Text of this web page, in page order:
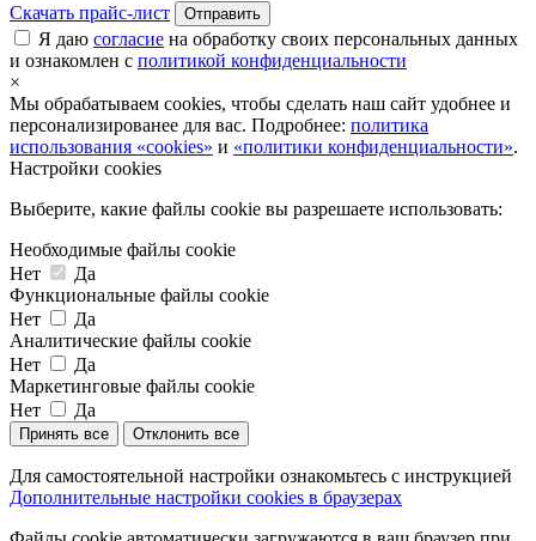
Скачать прайс-лист Отправить
Я даю согласие на обработку своих персональных данных
и ознакомлен с политикой конфиденциальности
×
Мы обрабатываем cookies, чтобы сделать наш сайт удобнее и
персонализированее для вас. Подробнее: политика
использования «cookies» и «политики конфиденциальности».
Настройки cookies
Выберите, какие файлы cookie вы разрешаете использовать:
Необходимые файлы cookie
Нет
Да
Функциональные файлы cookie
Нет
Да
Аналитические файлы cookie
Нет
Да
Маркетинговые файлы cookie
Нет
Да
Принять все Отклонить все
Для самостоятельной настройки ознакомьтесь с инструкцией
Дополнительные настройки cookies в браузерах